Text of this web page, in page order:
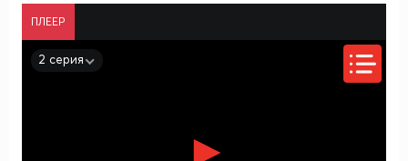
ПЛЕЕР
2 серия